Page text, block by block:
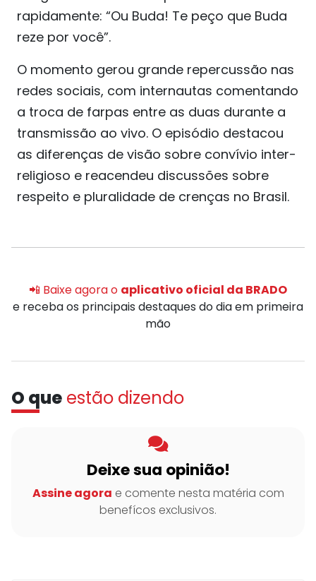
rapidamente: “Ou Buda! Te peço que Buda
reze por você”.
O momento gerou grande repercussão nas
redes sociais, com internautas comentando
a troca de farpas entre as duas durante a
transmissão ao vivo. O episódio destacou
as diferenças de visão sobre convívio inter-
religioso e reacendeu discussões sobre
respeito e pluralidade de crenças no Brasil.
📲 Baixe agora o aplicativo oficial da BRADO
e receba os principais destaques do dia em primeira
mão
O que estão dizendo
Deixe sua opinião!
Assine agora e comente nesta matéria com
benefícos exclusivos.